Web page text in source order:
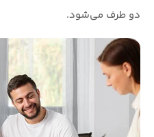
دو طرف می‌شود.